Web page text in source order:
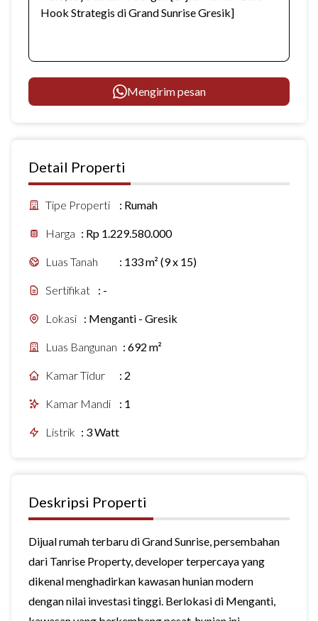
Mengirim pesan
Detail Properti
Tipe Properti : Rumah
Harga : Rp 1.229.580.000
Luas Tanah : 133 m² (9 x 15)
Sertifikat : -
Lokasi : Menganti - Gresik
Luas Bangunan : 692 m²
Kamar Tidur : 2
Kamar Mandi : 1
Listrik : 3 Watt
Deskripsi Properti
Dijual rumah terbaru di Grand Sunrise, persembahan
dari Tanrise Property, developer terpercaya yang
dikenal menghadirkan kawasan hunian modern
dengan nilai investasi tinggi. Berlokasi di Menganti,